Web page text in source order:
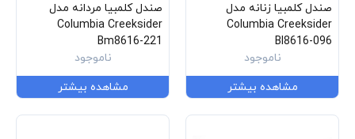
صندل کلمبیا زنانه مدل
Columbia Creeksider
Bl8616-096
ناموجود
مشاهده بیشتر
صندل کلمبیا مردانه مدل
Columbia Creeksider
Bm8616-221
ناموجود
مشاهده بیشتر